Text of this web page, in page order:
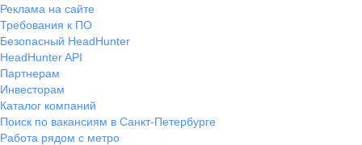
Реклама на сайте
Требования к ПО
Безопасный HeadHunter
HeadHunter API
Партнерам
Инвесторам
Каталог компаний
Поиск по вакансиям в Санкт-Петербурге
Работа рядом с метро